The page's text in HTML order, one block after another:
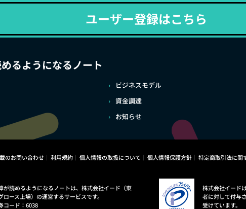
ユーザー登録はこちら
るようになるノート
ビジネスモデル
資金調達
お知らせ
のお問い合わせ 利用規約 個人情報の取扱について 個人情報保護方針 特定商取引法に関
が読めるようになるノートは、株式会社イード（東
ロース上場）の運営するサービスです。
コード：6038
株式会社イード
者に対して付与
受けています。